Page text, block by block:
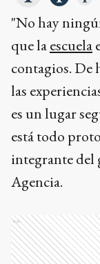
"No hay
que laescuela
contagios. De
las
es un lugar
está todo
integrante del
Agencia.
Ads